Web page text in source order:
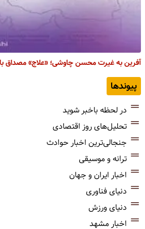
آفرین به غیرت محسن چاوشی؛ «علاج» مصداق
پیوندها
در لحظه باخبر شوید
تحلیل‌های روز اقتصادی
جنجالی‌ترین اخبار حوادث
ترانه و موسیقی
اخبار ایران و جهان
دنیای فناوری
دنیای ورزش
اخبار مشهد